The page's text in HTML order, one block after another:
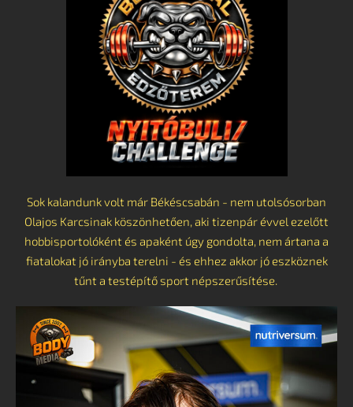
Sok kalandunk volt már Békéscsabán - nem utolsósorban
Olajos Karcsinak köszönhetően, aki tizenpár évvel ezelőtt
hobbisportolóként és apaként úgy gondolta, nem ártana a
fiatalokat jó irányba terelni - és ehhez akkor jó eszköznek
tűnt a testépítő sport népszerűsítése.